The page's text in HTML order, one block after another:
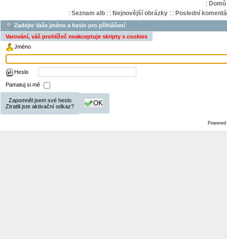
: Domů
: Seznam alb: : Nejnovější obrázky: : Poslední
Zadejte Vaše jméno a heslo pro přihlášení
Varování, váš prohlížeč neakceptuje skripty s cookies
Jméno
Heslo
Pamatuj si mě
Zapomněl jsem své heslo
Ztratili jste aktivační odkaz?
OK